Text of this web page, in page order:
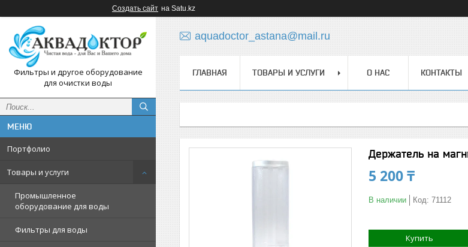
Создать сайт на Satu.kz
Фильтры и другое оборудование
для очистки воды
Портфолио
Товары и услуги
Промышленное
оборудование для воды
Фильтры для воды
aquadoctor_astana@mail.ru
ГЛАВНАЯ ТОВАРЫ И УСЛУГИ О НАС КОНТАКТЫ
Держатель на
5 200 ₸
В наличии Код: 71112
Купить